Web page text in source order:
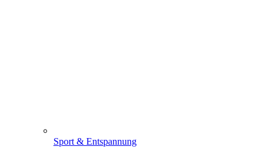
Sport & Entspannung